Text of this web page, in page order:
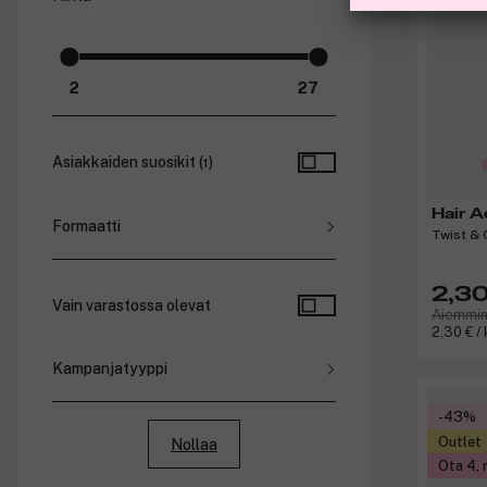
Ale ja tarjoukset (
Asiakkaiden suosikit (1)
Formaatti
Sarja (1)
Vain varastossa olevat
Kampanjatyyppi
Alennukset
Nollaa
Hair
Twist &
2,30 € /
-43%
Outlet
Ota 4,